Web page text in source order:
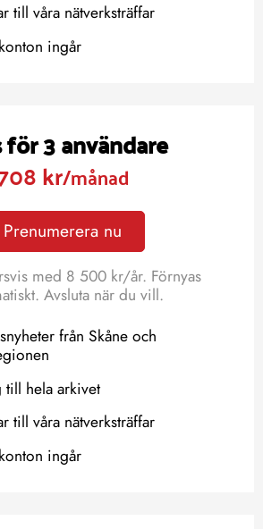
till våra nätverksträffar
ingår
för 3 användare
kr/månad
Prenumerera nu
med 8 500 kr/år. Förnyas
Avsluta när du vill.
från Skåne och
till hela arkivet
till våra nätverksträffar
ingår